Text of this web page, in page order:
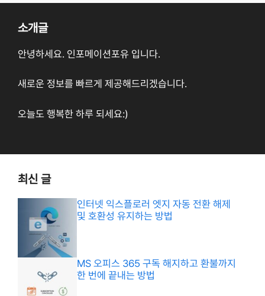
소개글
안녕하세요. 인포메이션포유 입니다.
새로운 정보를 빠르게 제공해드리겠습니다.
오늘도 행복한 하루 되세요:)
최신 글
인터넷 익스플로러 엣지 자동 전환 해제
및 호환성 유지하는 방법
MS 오피스 365 구독 해지하고 환불까지
한 번에 끝내는 방법